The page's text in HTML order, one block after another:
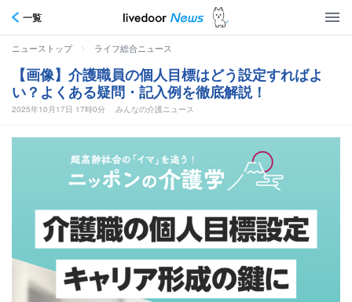
一覧
ニューストップ > ライフ総合ニュース
【画像】介護職員の個人目標はどう設定すればよ
い？よくある疑問・記入例を徹底解説！
2025年10月17日 17時0分 みんなの介護ニュース